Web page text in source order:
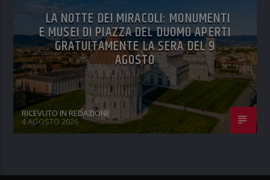
LA NOTTE DEI MIRACOLI: MONUMENTI
E MUSEI DI PIAZZA DEL DUOMO APERTI
GRATUITAMENTE LA SERA DEL 9
AGOSTO
RICEVUTO IN REDAZIONE
4 AGOSTO 2026